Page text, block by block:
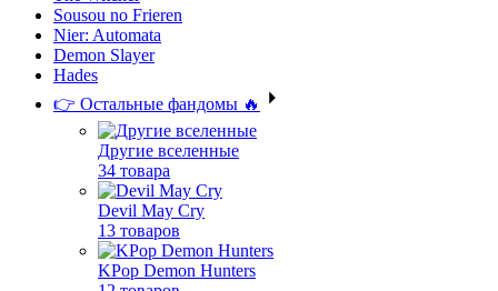
Sousou no Frieren
Nier: Automata
Demon Slayer
Hades
👉 Остальные фандомы 🔥
Другие вселенные
34 товара
Devil May Cry
13 товаров
KPop Demon Hunters